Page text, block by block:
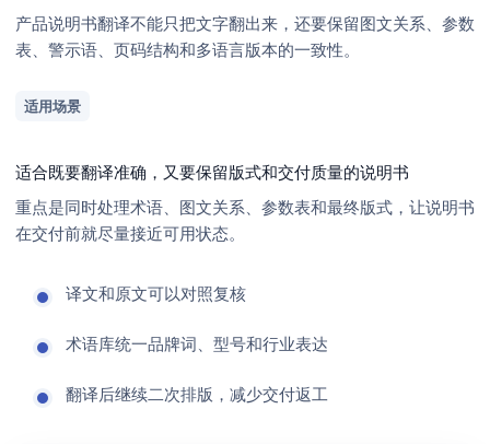
产品说明书翻译不能只把文字翻出来，还要保留图文关系、参数
表、警示语、页码结构和多语言版本的一致性。
适用场景
适合既要翻译准确，又要保留版式和交付质量的说明书
重点是同时处理术语、图文关系、参数表和最终版式，让说明书
在交付前就尽量接近可用状态。
译文和原文可以对照复核
术语库统一品牌词、型号和行业表达
翻译后继续二次排版，减少交付返工